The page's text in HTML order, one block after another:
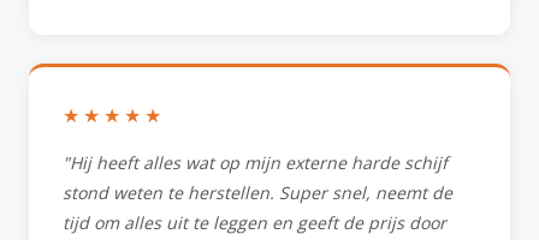
★★★★★
"Hij heeft alles wat op mijn externe harde schijf
stond weten te herstellen. Super snel, neemt de
tijd om alles uit te leggen en geeft de prijs door